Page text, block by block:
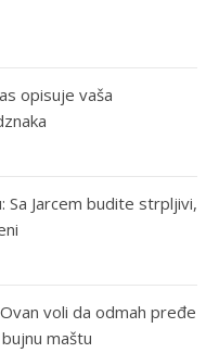
opisuje vaša
Sa Jarcem budite strpljivi,
voli da odmah pređe
maštu